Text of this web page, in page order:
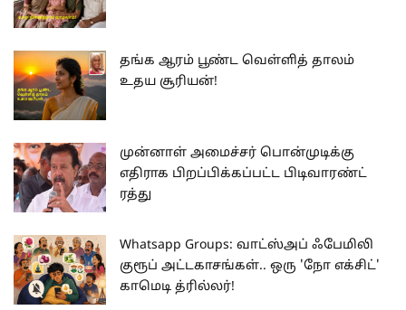
தங்க ஆரம் பூண்ட வெள்ளித் தாலம்
உதய சூரியன்!
முன்னாள் அமைச்சர் பொன்முடிக்கு
எதிராக பிறப்பிக்கப்பட்ட பிடிவாரண்ட்
ரத்து
Whatsapp Groups: வாட்ஸ்அப் ஃபேமிலி
குரூப் அட்டகாசங்கள்.. ஒரு 'நோ எக்சிட்'
காமெடி த்ரில்லர்!